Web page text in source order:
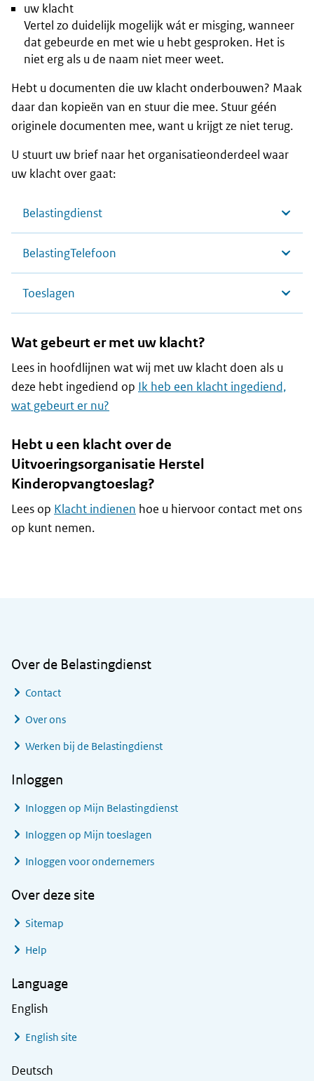
uw klacht
Vertel zo duidelijk mogelijk wát er misging, wanneer
dat gebeurde en met wie u hebt gesproken. Het is
niet erg als u de naam niet meer weet.
Hebt u documenten die uw klacht onderbouwen? Maak
daar dan kopieën van en stuur die mee. Stuur géén
originele documenten mee, want u krijgt ze niet terug.
U stuurt uw brief naar het organisatieonderdeel waar
uw klacht over gaat:
Belastingdienst
BelastingTelefoon
Toeslagen
Wat gebeurt er met uw klacht?
Lees in hoofdlijnen wat wij met uw klacht doen als u
deze hebt ingediend op Ik heb een klacht ingediend,
wat gebeurt er nu?
Hebt u een klacht over de
Uitvoeringsorganisatie Herstel
Kinderopvangtoeslag?
Lees op Klacht indienen hoe u hiervoor contact met ons
op kunt nemen.
Over de Belastingdienst
Contact
Over ons
Werken bij de Belastingdienst
Inloggen
Inloggen op Mijn Belastingdienst
Inloggen op Mijn toeslagen
Inloggen voor ondernemers
Over deze site
Sitemap
Help
Language
English
English site
Deutsch